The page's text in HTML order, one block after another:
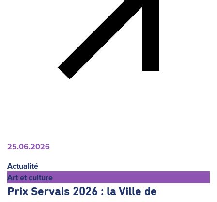
25.06.2026
Actualité
Art et culture
Prix Servais 2026 : la Ville de